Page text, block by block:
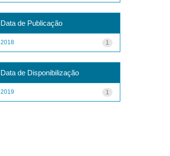
Data de Publicação
1
2018
Data de Disponibilização
1
2019